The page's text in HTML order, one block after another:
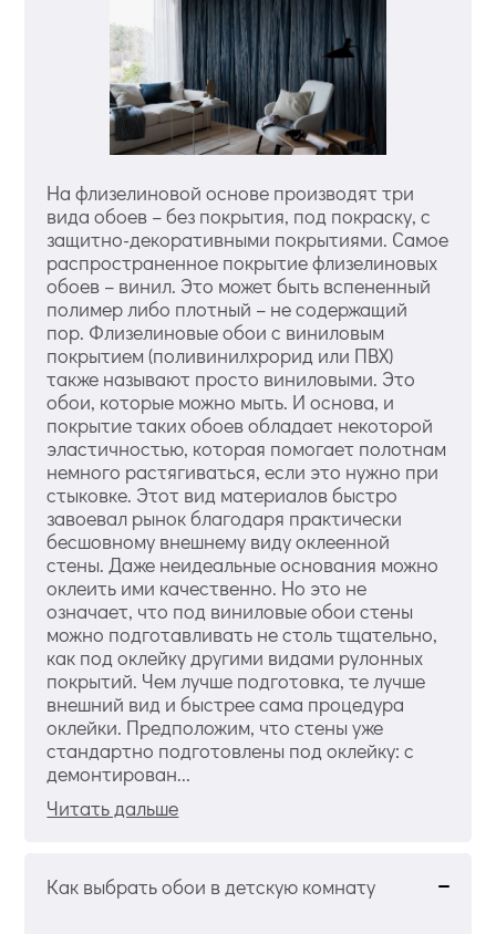
На флизелиновой основе производят три
вида обоев – без покрытия, под покраску, с
защитно-декоративными покрытиями. Самое
распространенное покрытие флизелиновых
обоев – винил. Это может быть вспененный
полимер либо плотный – не содержащий
пор. Флизелиновые обои с виниловым
покрытием (поливинилхрорид или ПВХ)
также называют просто виниловыми. Это
обои, которые можно мыть. И основа, и
покрытие таких обоев обладает некоторой
эластичностью, которая помогает полотнам
немного растягиваться, если это нужно при
стыковке. Этот вид материалов быстро
завоевал рынок благодаря практически
бесшовному внешнему виду оклеенной
стены. Даже неидеальные основания можно
оклеить ими качественно. Но это не
означает, что под виниловые обои стены
можно подготавливать не столь тщательно,
как под оклейку другими видами рулонных
покрытий. Чем лучше подготовка, те лучше
внешний вид и быстрее сама процедура
оклейки. Предположим, что стены уже
стандартно подготовлены под оклейку: с
демонтирован...
Читать дальше
Как выбрать обои в детскую комнату